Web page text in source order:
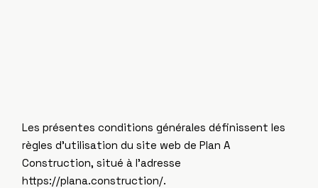
Les présentes conditions générales définissent les
règles d’utilisation du site web de Plan A
Construction, situé à l’adresse
https://plana.construction/.